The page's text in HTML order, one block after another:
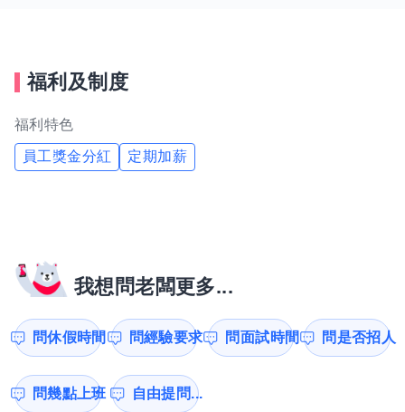
福利及制度
福利特色
員工獎金分紅 定期加薪
我想問老闆更多...
問休假時間 問經驗要求 問面試時間 問是否招人
問幾點上班 自由提問...